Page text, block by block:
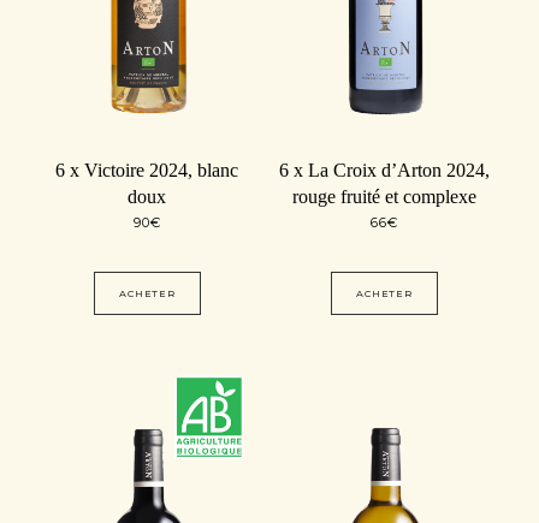
6 x Victoire 2024, blanc
doux
90€
ACHETER
6 x La Croix d’Arton 2024,
rouge fruité et complexe
66€
ACHETER